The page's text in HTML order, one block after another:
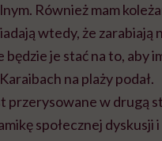
Również mam
wtedy, że zarabiają
będzie je stać na to, aby
na plaży podał.
przerysowane w drugą
społecznej dyskusji i